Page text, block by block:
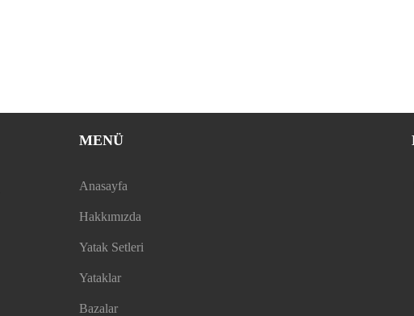
MENÜ
Anasayfa
Hakkımızda
Yatak Setleri
Yataklar
Bazalar